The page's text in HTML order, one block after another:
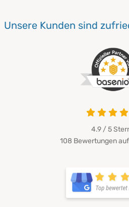
Unsere Kunden sind
4.9 / 5
108 Bewertungen